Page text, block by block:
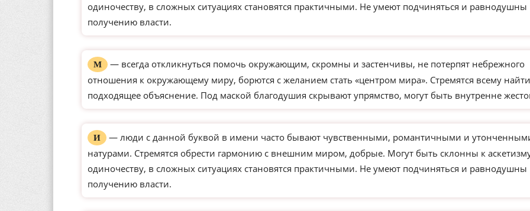
одиночеству, в сложных ситуациях становятся практичными. Не умеют подчиняться и равнодушны
получению власти.
М
— всегда откликнуться помочь окружающим, скромны и застенчивы, не потерпят небрежного
отношения к окружающему миру, борются с желанием стать «центром мира». Стремятся всему найти
подходящее объяснение. Под маской благодушия скрывают упрямство, могут быть внутренне
И
— люди с данной буквой в имени часто бывают чувственными, романтичными и
натурами. Стремятся обрести гармонию с внешним миром, добрые. Могут быть склонны к
одиночеству, в сложных ситуациях становятся практичными. Не умеют подчиняться и равнодушны
получению власти.